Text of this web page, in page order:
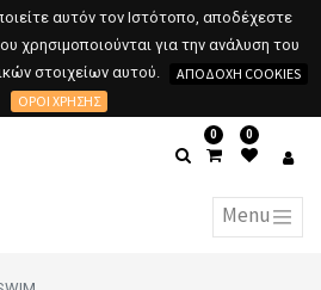
αυτόν τον Ιστότοπο, αποδέχεστε
χρησιμοποιούνται για την ανάλυση του
στοιχείων αυτού.
ΑΠΟΔΟΧΉ COOKIES
ΌΡΟΙ ΧΡΉΣΗΣ
0 0